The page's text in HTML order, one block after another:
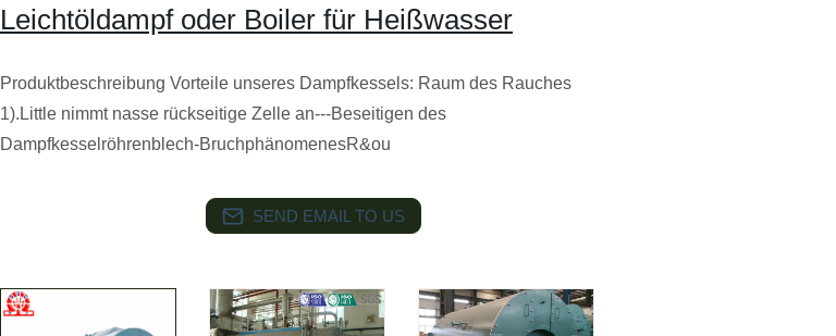
Leichtöldampf oder Boiler für Heißwasser
Produktbeschreibung Vorteile unseres Dampfkessels: Raum des Rauches
1).Little nimmt nasse rückseitige Zelle an---Beseitigen des
Dampfkesselröhrenblech-BruchphänomenesR&ou
SEND EMAIL TO US